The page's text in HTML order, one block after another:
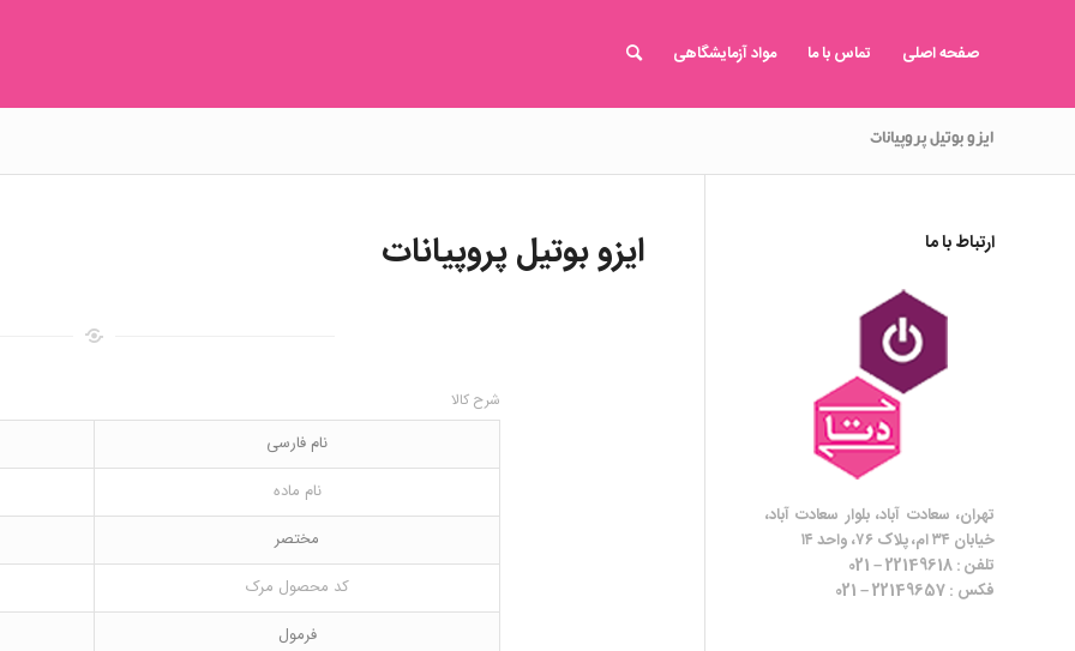
صفحه اصلی تماس با ما مواد آزمایشگاهی
ایزو بوتیل پروپیانات
ایزو بوتیل پروپیانات
شرح کالا
نام فارسی
نام ماده
مختصر
کد محصول مرک
فرمول
ارتباط با ما
تهران، سعادت آباد، بلوار سعادت آباد،
خیابان ۳۴ ام، پلاک ۷۶، واحد ۱۴
تلفن : 22149618 – 021
فکس : 22149657 – 021